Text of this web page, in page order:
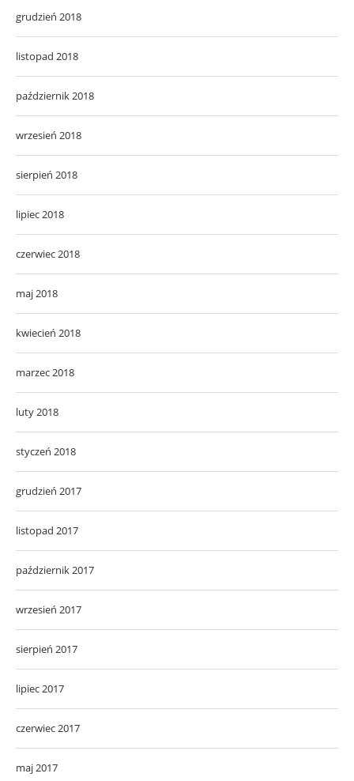
grudzień 2018
listopad 2018
październik 2018
wrzesień 2018
sierpień 2018
lipiec 2018
czerwiec 2018
maj 2018
kwiecień 2018
marzec 2018
luty 2018
styczeń 2018
grudzień 2017
listopad 2017
październik 2017
wrzesień 2017
sierpień 2017
lipiec 2017
czerwiec 2017
maj 2017